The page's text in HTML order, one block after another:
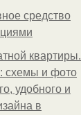
средство
квартиры.
схемы и фото
удобного и
в